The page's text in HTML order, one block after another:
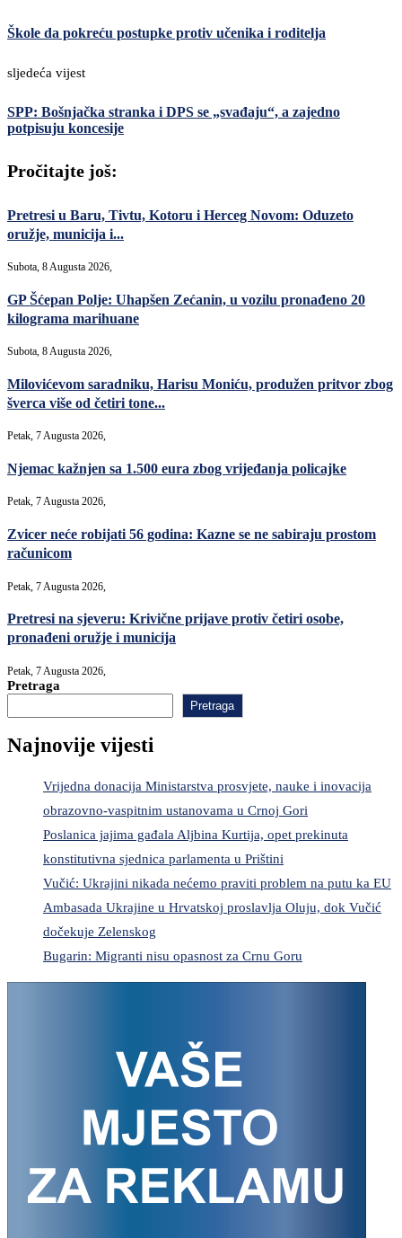
Škole da pokreću postupke protiv učenika i roditelja
sljedeća vijest
SPP: Bošnjačka stranka i DPS se „svađaju“, a zajedno
potpisuju koncesije
Pročitajte još:
Pretresi u Baru, Tivtu, Kotoru i Herceg Novom: Oduzeto
oružje, municija i...
Subota, 8 Augusta 2026,
GP Šćepan Polje: Uhapšen Zećanin, u vozilu pronađeno 20
kilograma marihuane
Subota, 8 Augusta 2026,
Milovićevom saradniku, Harisu Moniću, produžen pritvor zbog
šverca više od četiri tone...
Petak, 7 Augusta 2026,
Njemac kažnjen sa 1.500 eura zbog vrijeđanja policajke
Petak, 7 Augusta 2026,
Zvicer neće robijati 56 godina: Kazne se ne sabiraju prostom
računicom
Petak, 7 Augusta 2026,
Pretresi na sjeveru: Krivične prijave protiv četiri osobe,
pronađeni oružje i municija
Petak, 7 Augusta 2026,
Pretraga
Pretraga
Najnovije vijesti
Vrijedna donacija Ministarstva prosvjete, nauke i inovacija
obrazovno-vaspitnim ustanovama u Crnoj Gori
Poslanica jajima gađala Aljbina Kurtija, opet prekinuta
konstitutivna sjednica parlamenta u Prištini
Vučić: Ukrajini nikada nećemo praviti problem na putu ka EU
Ambasada Ukrajine u Hrvatskoj proslavlja Oluju, dok Vučić
dočekuje Zelenskog
Bugarin: Migranti nisu opasnost za Crnu Goru